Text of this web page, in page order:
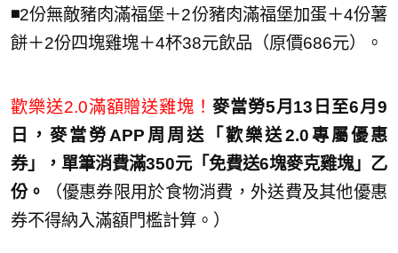
◾️2份無敵豬肉滿福堡＋2份豬肉滿福堡加蛋＋4份薯
餅＋2份四塊雞塊＋4杯38元飲品（原價686元）。
歡樂送2.0滿額贈送雞塊！ 麥當勞5月13日至6月9
日，麥當勞APP周周送「歡樂送2.0專屬優惠
券」，單筆消費滿350元「免費送6塊麥克雞塊」乙
份。
（優惠券限用於食物消費，外送費及其他優惠
券不得納入滿額門檻計算。）